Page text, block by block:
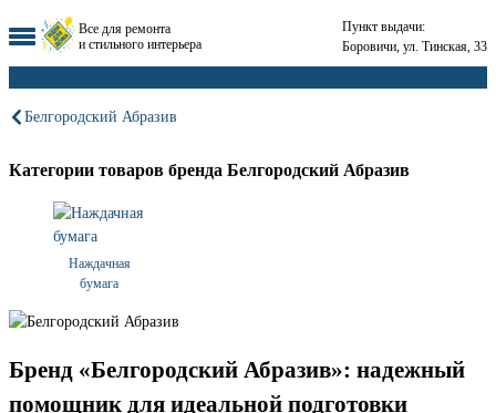
Все для ремонта
и стильного интерьера
Пункт выдачи:
Боровичи, ул. Тинская, 33
Белгородский Абразив
Категории товаров бренда Белгородский Абразив
Наждачная
бумага
Бренд «Белгородский Абразив»: надежный
помощник для идеальной подготовки